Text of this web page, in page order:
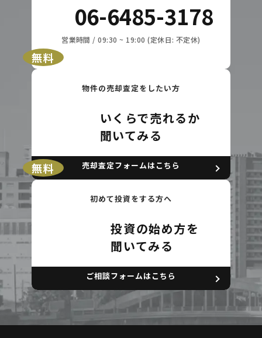
06-6485-3178
営業時間 / 09:30 ~ 19:00 (定休日: 不定休)
無料
物件の売却査定をしたい方
いくらで売れるか
聞いてみる
売却査定フォームはこちら
無料
初めて投資をする方へ
投資の始め方を
聞いてみる
ご相談フォームはこちら